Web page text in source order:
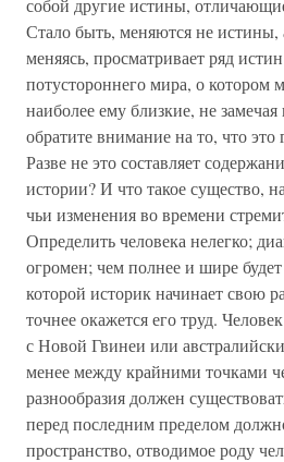
собой другие истины,
Стало быть, меняются не истины,
меняясь, просматривает ряд
потустороннего мира, о котором
наиболее ему близкие, не замечая
обратите внимание на то, что это
Разве не это составляет
истории? И что такое существо,
чьи изменения во времени
Определить человека нелегко;
огромен; чем полнее и шире
которой историк начинает свою
точнее окажется его труд.
с Новой Гвинеи или
менее между крайними точками
разнообразия должен
перед последним пределом
пространство, отводимое роду